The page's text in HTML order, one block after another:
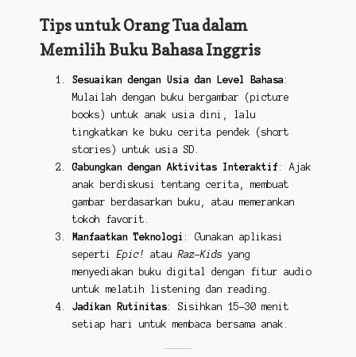
Tips untuk Orang Tua dalam
Memilih Buku Bahasa Inggris
Sesuaikan dengan Usia dan Level Bahasa:
Mulailah dengan buku bergambar (picture
books) untuk anak usia dini, lalu
tingkatkan ke buku cerita pendek (short
stories) untuk usia SD.
Gabungkan dengan Aktivitas Interaktif : Ajak
anak berdiskusi tentang cerita, membuat
gambar berdasarkan buku, atau memerankan
tokoh favorit.
Manfaatkan Teknologi : Gunakan aplikasi
seperti Epic! atau Raz-Kids yang
menyediakan buku digital dengan fitur audio
untuk melatih listening dan reading.
Jadikan Rutinitas: Sisihkan 15-30 menit
setiap hari untuk membaca bersama anak.